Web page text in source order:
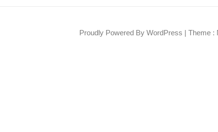
Proudly Powered By WordPress | Theme :